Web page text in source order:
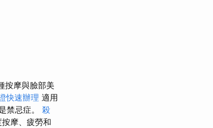
按摩與臉部美
快速辦理 適用
禁忌症。 殺
摩、疲勞和